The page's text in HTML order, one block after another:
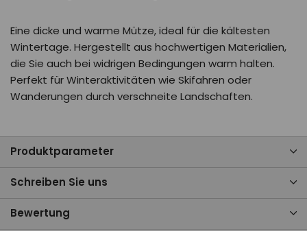
Eine dicke und warme Mütze, ideal für die kältesten
Wintertage. Hergestellt aus hochwertigen Materialien,
die Sie auch bei widrigen Bedingungen warm halten.
Perfekt für Winteraktivitäten wie Skifahren oder
Wanderungen durch verschneite Landschaften.
Produktparameter
Schreiben Sie uns
Bewertung